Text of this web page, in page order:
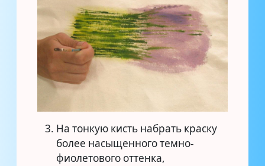
На тонкую кисть набрать краску
более насыщенного темно-
фиолетового оттенка,